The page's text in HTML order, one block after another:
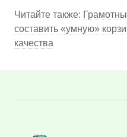
Читайте также:
составить «умную»
качества